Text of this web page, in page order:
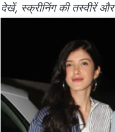
देखें, स्क्रीनिंग की तस्वीरें और